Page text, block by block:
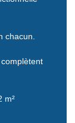
chacun.
m²